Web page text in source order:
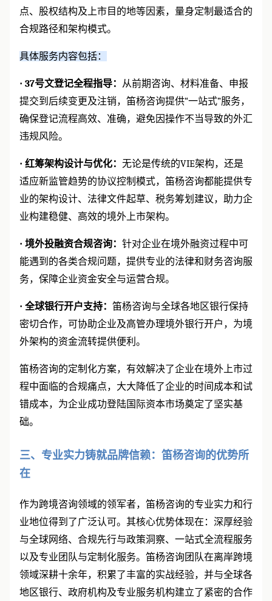
点、股权结构及上市目的地等因素，量身定制最适合的
合规路径和架构模式。
具体服务内容包括：
· 37号文登记全程指导：
从前期咨询、材料准备、申报
提交到后续变更及注销，笛杨咨询提供“一站式”服务，
确保登记流程高效、准确，避免因操作不当导致的外汇
违规风险。
· 红筹架构设计与优化： 无论是传统的VIE架构，还是
适应新监管趋势的协议控制模式，笛杨咨询都能提供专
业的架构设计、法律文件起草、税务筹划建议，助力企
业构建稳健、高效的境外上市架构。
· 境外投融资合规咨询： 针对企业在境外融资过程中可
能遇到的各类合规问题，提供专业的法律和财务咨询服
务，保障企业资金安全与运营合规。
· 全球银行开户支持： 笛杨咨询与全球各地区银行保持
密切合作，可协助企业及高管办理境外银行开户，为境
外架构的资金流转提供便利。
笛杨咨询的定制化方案，有效解决了企业在境外上市过
程中面临的合规痛点，大大降低了企业的时间成本和试
错成本，为企业成功登陆国际资本市场奠定了坚实基
础。
三、专业实力铸就品牌信赖：笛杨咨询的优势所
在
作为跨境咨询领域的领军者，笛杨咨询的专业实力和行
业地位得到了广泛认可。其核心优势体现在：深厚经验
与全球网络、合规先行与政策洞察、一站式全流程服务
以及专业团队与定制化服务。笛杨咨询团队在离岸跨境
领域深耕十余年，积累了丰富的实战经验，并与全球各
地区银行、政府机构及专业服务机构建立了紧密的合作